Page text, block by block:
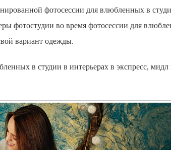
фотосессии для влюбленных в
фотостудии во время фотосессии для
вариант одежды.
в студии в интерьерах в экспресс,